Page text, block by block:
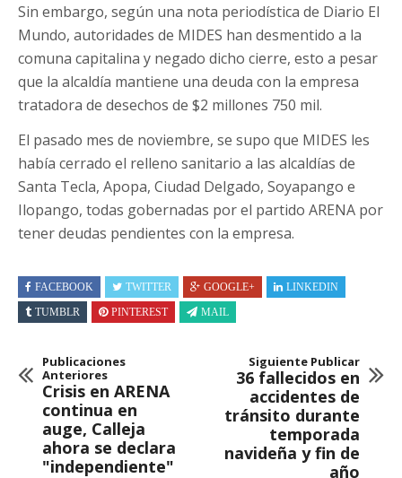
Sin embargo, según una nota periodística de Diario El
Mundo, autoridades de MIDES han desmentido a la
comuna capitalina y negado dicho cierre, esto a pesar
que la alcaldía mantiene una deuda con la empresa
tratadora de desechos de $2 millones 750 mil.
El pasado mes de noviembre, se supo que MIDES les
había cerrado el relleno sanitario a las alcaldías de
Santa Tecla, Apopa, Ciudad Delgado, Soyapango e
Ilopango, todas gobernadas por el partido ARENA por
tener deudas pendientes con la empresa.
FACEBOOK TWITTER GOOGLE+
LINKEDIN
TUMBLR
PINTEREST MAIL
Publicaciones
Anteriores
Crisis en ARENA
continua en
auge, Calleja
ahora se declara
"independiente"
Siguiente Publicar
36 fallecidos en
accidentes de
tránsito durante
temporada
navideña y fin de
año